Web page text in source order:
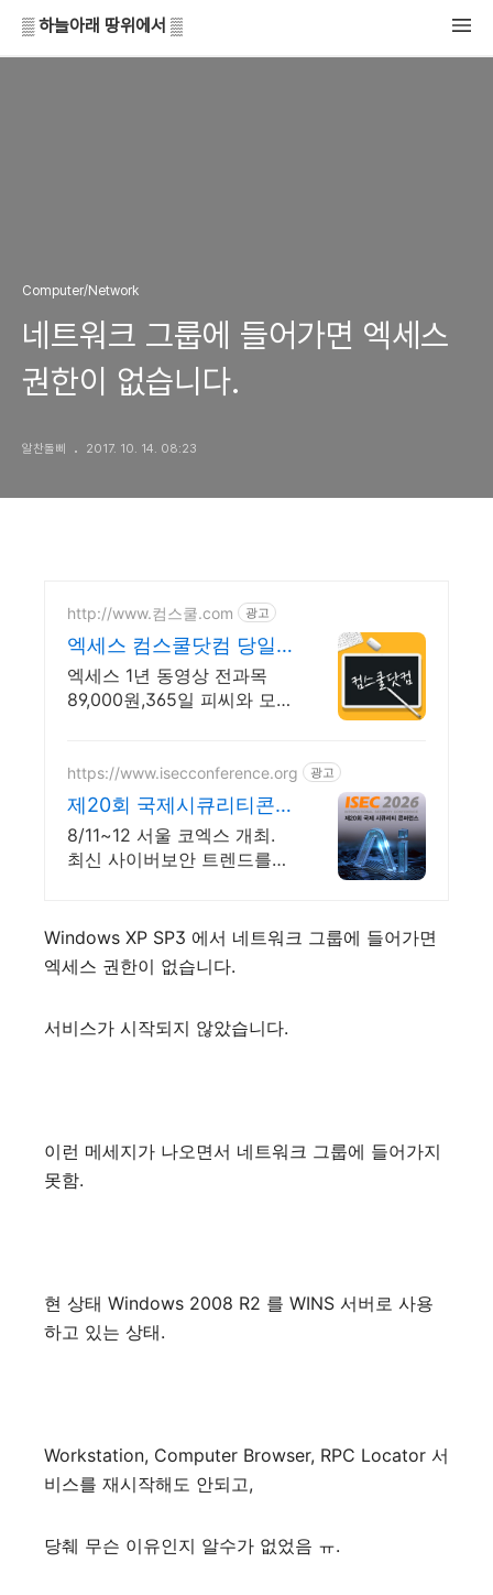
▒ 하늘아래 땅위에서 ▒
Computer/Network
네트워크 그룹에 들어가면 엑세스
권한이 없습니다.
알찬돌삐 2017. 10. 14. 08:23
http://www.컴스쿨.com 광고
엑세스 컴스쿨닷컴 당일
신청&결제시 기프티콘!
엑세스 1년 동영상 전과목
89,000원,365일 피씨와 모바
https://www.isecconference.org 광고
제20회 국제시큐리티콘
퍼런스 ISEC 2026
8/11~12 서울 코엑스 개최.
최신 사이버보안 트렌드를
Windows XP SP3 에서 네트워크 그룹에 들어가면
엑세스 권한이 없습니다.
서비스가 시작되지 않았습니다.
이런 메세지가 나오면서 네트워크 그룹에 들어가지
못함.
현 상태 Windows 2008 R2 를 WINS 서버로 사용
하고 있는 상태.
Workstation, Computer Browser, RPC Locator 서
비스를 재시작해도 안되고,
당췌 무슨 이유인지 알수가 없었음 ㅠ.